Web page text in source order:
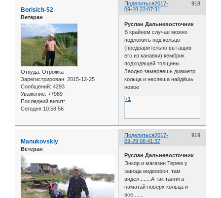
Поделиться 918
2017-
09-28 23:07:31
Borisich-52
Ветеран
Откуда: Отрожка
Зарегистрирован: 2015-12-25
Сообщений: 4293
Уважение: +7989
Последний визит:
Сегодня 10:58:56
Руслан Дальневосточник
В крайнем случае можно
подложить под кольцо
(предварительно вытащив
его из канавки) кембрик
подходящей толщины.
Заодно замеряешь диаметр
кольца и неспеша найдёшь
новое
+1
Поделиться 919
2017-
09-29 06:41:37
Manukovskiy
Ветеран
Руслан Дальневосточник
Энкор и магазин Терем у
завода видеофон, там
видел........А так тангита
наматай поверх кольца и
все.......